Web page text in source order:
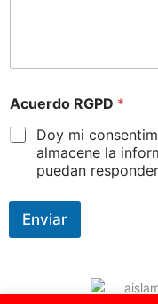
Acuerdo RGPD *
Doy mi
almacene la
puedan
Enviar